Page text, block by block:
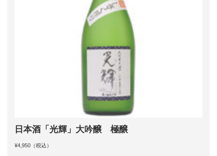
日本酒「光輝」大吟醸 極醸
¥4,950（税込）